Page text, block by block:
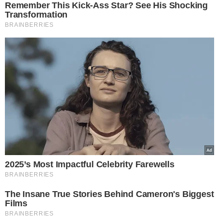
VEJA MAIS NOTÍCIAS